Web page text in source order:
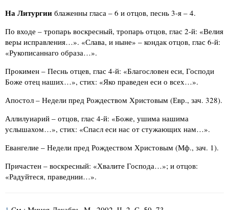
На Литургии блаженны гласа – 6 и отцов, песнь 3-я – 4.
По входе – тропарь воскресный, тропарь отцов, глас 2-й: «Велия
веры исправления…». «Слава, и ныне» – кондак отцов, глас 6-й:
«Рукописаннаго образа…».
Прокимен – Песнь отцев, глас 4-й: «Благословен еси, Господи
Боже отец наших…», стих: «Яко праведен еси о всех…».
Апостол – Недели пред Рождеством Христовым (Евр., зач. 328).
Аллилуиарий – отцов, глас 4-й: «Боже, ушима нашима
услышахом…», стих: «Спасл еси нас от стужающих нам…».
Евангелие – Недели пред Рождеством Христовым (Мф., зач. 1).
Причастен – воскресный: «Хвалите Господа…»; и отцов:
«Радуйтеся, праведнии…».